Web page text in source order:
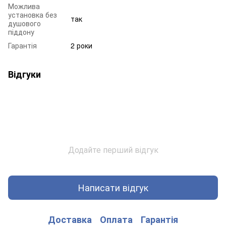
Можлива
установка без
душового
піддону
так
Гарантія 2 роки
Відгуки
Додайте перший відгук
Написати відгук
Доставка Оплата Гарантія